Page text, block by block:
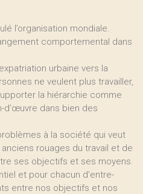
l’organisation mondiale.
comportemental dans
urbaine vers la
ne veulent plus travailler,
la hiérarchie comme
d’œuvre dans bien des
à la société qui veut
rouages du travail et de
ses objectifs et ses moyens.
et pour chacun d’entre-
entre nos objectifs et nos